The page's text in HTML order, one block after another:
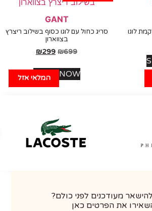
המלאי אזל
GANT
סריג כחול עם לוגו כסוף בשילוב ריצרץ
בצווארון
₪
₪299
SHOP NOW
מעודכנים לפני כולם?
את הפרטים כאן